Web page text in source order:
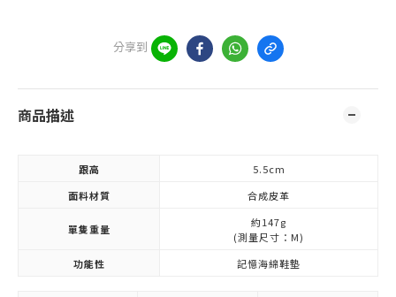
分享到
商品描述
跟高
5.5cm
面料材質
合成皮革
單隻重量
約147g
(測量尺寸：M)
功能性
記憶海綿鞋墊